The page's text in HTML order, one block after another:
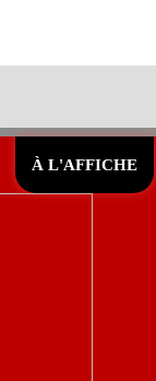
À L'AFFICHE